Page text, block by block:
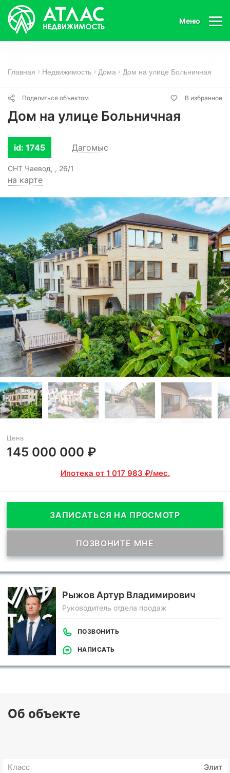
Меню
Главная Недвижимость Дома Дом на улице Больничная
Поделиться объектом В избранное
Дом на улице Больничная
id: 1745 Дагомыс
СНТ Чаевод, , 26/1
на карте
Цена
145 000 000 ₽
Ипотека от 1 017 983 ₽/мес.
ЗАПИСАТЬСЯ НА ПРОСМОТР
ПОЗВОНИТЕ МНЕ
Рыжов Артур Владимирович
Руководитель отдела продаж
ПОЗВОНИТЬ
НАПИСАТЬ
Об объекте
Класс
Элит